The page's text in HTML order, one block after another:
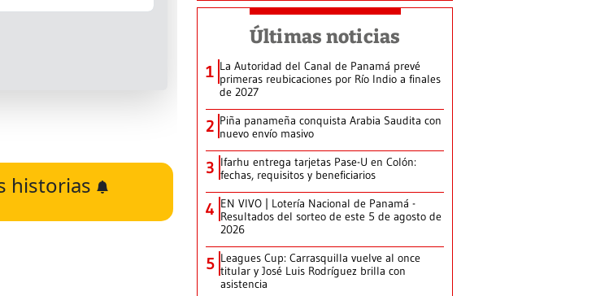
historias
Últimas noticias
1 La Autoridad del Canal de Panamá prevé
primeras reubicaciones por Río Indio a finales
de 2027
2 Piña panameña conquista Arabia Saudita con
nuevo envío masivo
3 Ifarhu entrega tarjetas Pase-U en Colón:
fechas, requisitos y beneficiarios
4 EN VIVO | Lotería Nacional de Panamá -
Resultados del sorteo de este 5 de agosto de
2026
5 Leagues Cup: Carrasquilla vuelve al once
titular y José Luis Rodríguez brilla con
asistencia